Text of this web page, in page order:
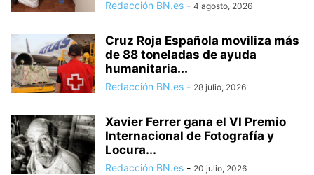
Redacción BN.es - 4 agosto, 2026
Cruz Roja Española moviliza más
de 88 toneladas de ayuda
humanitaria...
Redacción BN.es - 28 julio, 2026
Xavier Ferrer gana el VI Premio
Internacional de Fotografía y
Locura...
Redacción BN.es - 20 julio, 2026